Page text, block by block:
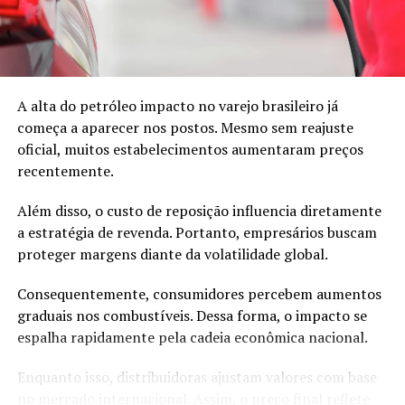
Além disso, muitos produtos ficaram complexos demais
para o público infantil.
Como resultado, a empresa perdeu foco. Ao mesmo
tempo, os consumidores começaram a migrar para jogos
eletrônicos.
Consequentemente, a marca registrou um grande
prejuízo em 2003.
Nesse momento crítico, a liderança da empresa decidiu
agir com rapidez.
A estratégia que salvou a empresa
Primeiramente, a empresa decidiu voltar às suas origens.
tornaram a marca famosa.
A alta do petróleo impacto no varejo brasileiro já
começa a aparecer nos postos. Mesmo sem reajuste
oficial, muitos estabelecimentos aumentaram preços
recentemente.
Além disso, o custo de reposição influencia diretamente
a estratégia de revenda. Portanto, empresários buscam
proteger margens diante da volatilidade global.
Consequentemente, consumidores percebem aumentos
graduais nos combustíveis. Dessa forma, o impacto se
espalha rapidamente pela cadeia econômica nacional.
Enquanto isso, distribuidoras ajustam valores com base